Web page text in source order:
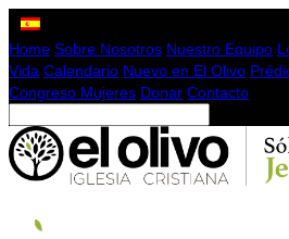
Home Sobre Nosotros Nuestro Equipo
Vida Calendario Nuevo en El Olivo
Congreso Mujeres Donar Contacto